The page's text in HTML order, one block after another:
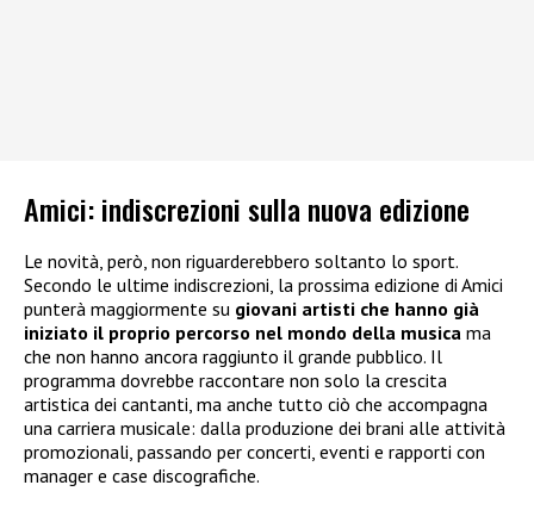
Amici: indiscrezioni sulla nuova edizione
Le novità, però, non riguarderebbero soltanto lo sport.
Secondo le ultime indiscrezioni, la prossima edizione di Amici
punterà maggiormente su giovani artisti che hanno già
iniziato il proprio percorso nel mondo della musica ma
che non hanno ancora raggiunto il grande pubblico. Il
programma dovrebbe raccontare non solo la crescita
artistica dei cantanti, ma anche tutto ciò che accompagna
una carriera musicale: dalla produzione dei brani alle attività
promozionali, passando per concerti, eventi e rapporti con
manager e case discografiche.